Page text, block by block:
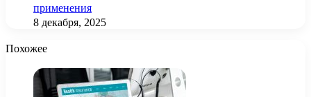
применения
8 декабря, 2025
Похожее